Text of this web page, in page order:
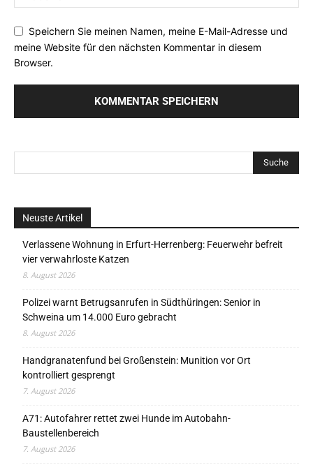
Speichern Sie meinen Namen, meine E-Mail-Adresse und
meine Website für den nächsten Kommentar in diesem
Browser.
Neuste Artikel
Verlassene Wohnung in Erfurt-Herrenberg: Feuerwehr befreit
vier verwahrloste Katzen
8. August 2026
Polizei warnt Betrugsanrufen in Südthüringen: Senior in
Schweina um 14.000 Euro gebracht
8. August 2026
Handgranatenfund bei Großenstein: Munition vor Ort
kontrolliert gesprengt
7. August 2026
A71: Autofahrer rettet zwei Hunde im Autobahn-
Baustellenbereich
7. August 2026